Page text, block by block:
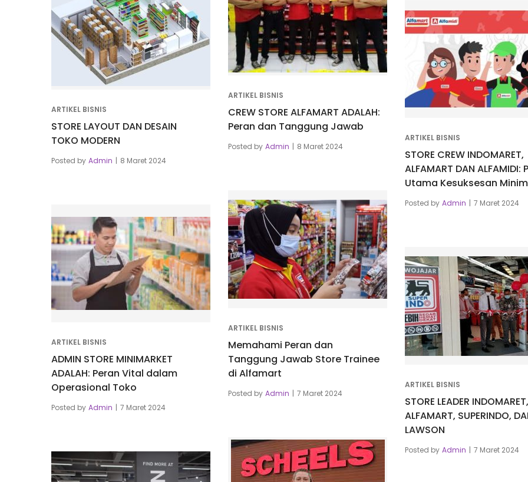
ARTIKEL BISNIS
CREW STORE ALFAMART ADALAH:
Peran dan Tanggung Jawab
Posted by Admin 8 Maret 2024
ARTIKEL BISNIS
STORE LAYOUT DAN DESAIN
TOKO MODERN
Posted by Admin 8 Maret 2024
ARTIKEL BISNIS
STORE CREW INDOMARET,
ALFAMART DAN ALFAMIDI:
Utama Kesuksesan
Posted by Admin 7 Maret 2024
ARTIKEL BISNIS
Memahami Peran dan
Tanggung Jawab Store Trainee
di Alfamart
Posted by Admin 7 Maret 2024
ARTIKEL BISNIS
ADMIN STORE MINIMARKET
ADALAH: Peran Vital dalam
Operasional Toko
Posted by Admin 7 Maret 2024
ARTIKEL BISNIS
STORE LEADER INDOMARET,
ALFAMART, SUPERINDO,
LAWSON
Posted by Admin 7 Maret 2024